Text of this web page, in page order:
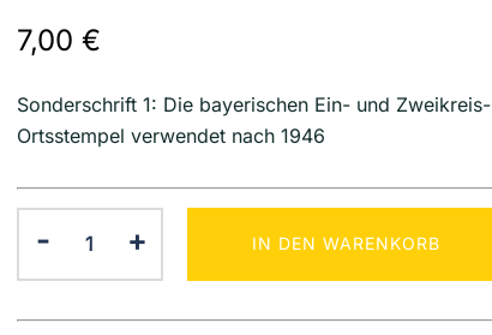
7,00 €
Sonderschrift 1: Die bayerischen Ein- und Zweikreis-
Ortsstempel verwendet nach 1946
-
1:
Die
bayerischen
+ IN DEN WARENKORB